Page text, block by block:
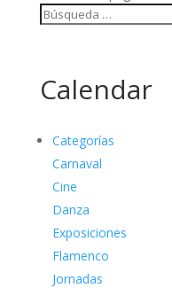
Calendar
Categorías
Carnaval
Cine
Danza
Exposiciones
Flamenco
Jornadas